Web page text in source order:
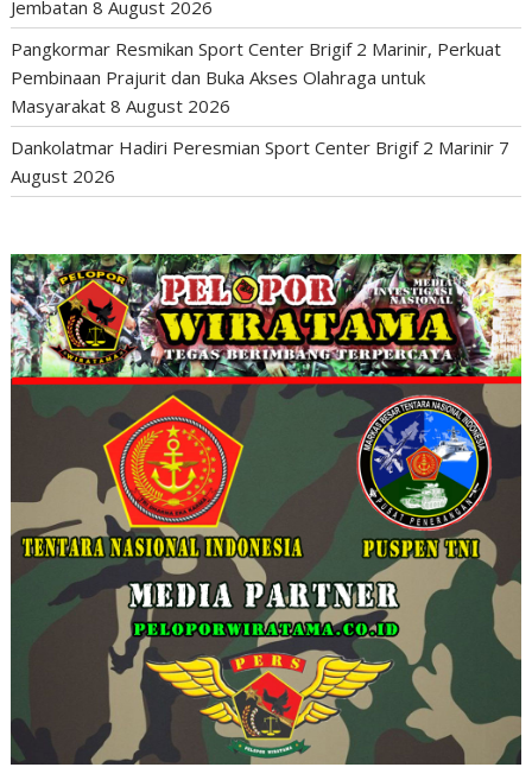
Jembatan 8 August 2026
Pangkormar Resmikan Sport Center Brigif 2 Marinir, Perkuat
Pembinaan Prajurit dan Buka Akses Olahraga untuk
Masyarakat 8 August 2026
Dankolatmar Hadiri Peresmian Sport Center Brigif 2 Marinir 7
August 2026